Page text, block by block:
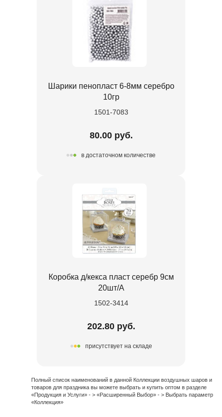
Шарики пенопласт 6-8мм серебро
10гр
1501-7083
80.00 руб.
в достаточном количестве
Коробка д/кекса пласт серебр 9см
20шт/A
1502-3414
202.80 руб.
присутствует на складе
Полный список наименований в данной Коллекции воздушных шаров и
товаров для праздника вы можете выбрать и купить оптом в разделе
«Продукция и Услуги» - > «Расширенный Выбор» - > Выбрать параметр
«Коллекция»